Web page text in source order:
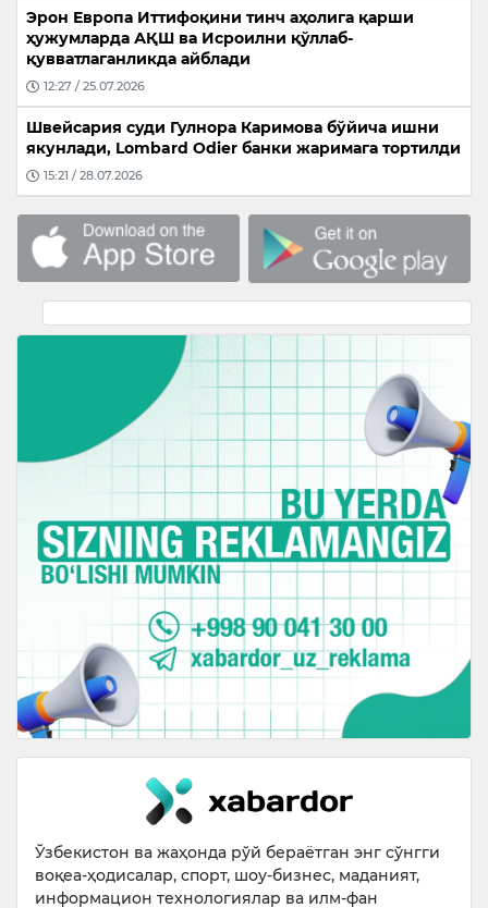
Эрон Европа Иттифоқини тинч аҳолига қарши
ҳужумларда АҚШ ва Исроилни қўллаб-
қувватлаганликда айблади
12:27 / 25.07.2026
Швейсария суди Гулнора Каримова бўйича ишни
якунлади, Lombard Odier банки жаримага тортилди
15:21 / 28.07.2026
Ўзбекистон ва жаҳонда рўй бераётган энг сўнгги
воқеа-ҳодисалар, спорт, шоу-бизнес, маданият,
информацион технологиялар ва илм-фан